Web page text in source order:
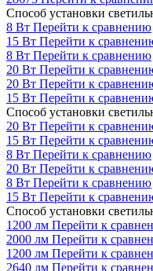
Способ установки
8 Вт Перейти к сравнению
15 Вт Перейти к
8 Вт Перейти к сравнению
20 Вт Перейти к
20 Вт Перейти к
15 Вт Перейти к
Способ установки
20 Вт Перейти к
15 Вт Перейти к
8 Вт Перейти к сравнению
20 Вт Перейти к
8 Вт Перейти к сравнению
15 Вт Перейти к
Способ установки
1200 лм Перейти к
2000 лм Перейти к
1200 лм Перейти к
2640 лм Перейти к